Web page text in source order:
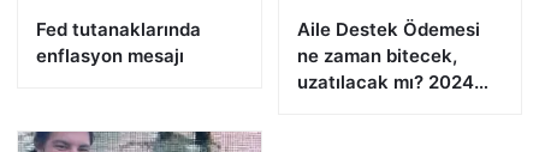
Fed tutanaklarında
enflasyon mesajı
Aile Destek Ödemesi
ne zaman bitecek,
uzatılacak mı? 2024